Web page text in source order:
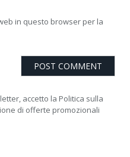
in questo browser per la
accetto la Politica sulla
di offerte promozionali